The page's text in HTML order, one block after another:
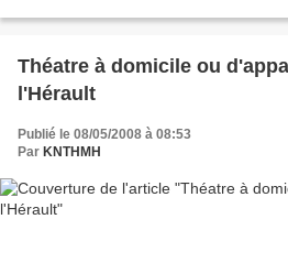
Théatre à domicile ou
l'Hérault
Publié le 08/05/2008 à 08:53
Par KNTHMH